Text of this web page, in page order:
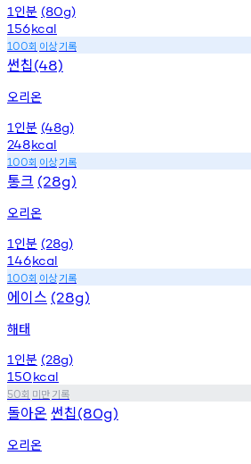
1 인분 (80g)
156kcal
100회 이상기록
썬칩(48)
오리온
1 인분 (48g)
248kcal
100회 이상기록
통크 (28g)
오리온
1 인분 (28g)
146kcal
100회 이상기록
에이스 (28g)
해태
1 인분 (28g)
150kcal
50회 미만기록
돌아온 썬칩(80g)
오리온